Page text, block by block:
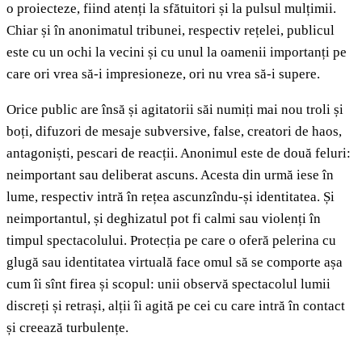
o proiecteze, fiind atenți la sfătuitori și la pulsul mulțimii.
Chiar și în anonimatul tribunei, respectiv rețelei, publicul
este cu un ochi la vecini și cu unul la oamenii importanți pe
care ori vrea să-i impresioneze, ori nu vrea să-i supere.
Orice public are însă și agitatorii săi numiți mai nou troli și
boți, difuzori de mesaje subversive, false, creatori de haos,
antagoniști, pescari de reacții. Anonimul este de două feluri:
neimportant sau deliberat ascuns. Acesta din urmă iese în
lume, respectiv intră în rețea ascunzîndu-și identitatea. Și
neimportantul, și deghizatul pot fi calmi sau violenți în
timpul spectacolului. Protecția pe care o oferă pelerina cu
glugă sau identitatea virtuală face omul să se comporte așa
cum îi sînt firea și scopul: unii observă spectacolul lumii
discreți și retrași, alții îi agită pe cei cu care intră în contact
și creează turbulențe.